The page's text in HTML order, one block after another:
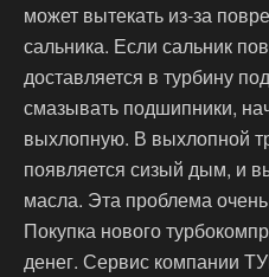
может вытекать из-за
сальника. Если сальник
доставляется в турбину
смазывать подшипники,
выхлопную. В выхлопной
появляется сизый дым, и
масла. Эта проблема
Покупка нового
денег. Сервис компании